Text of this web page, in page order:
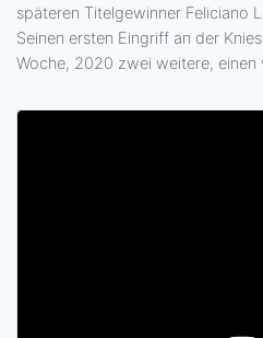
späteren Titelgewinner Feliciano
Seinen ersten Eingriff an der
Woche, 2020 zwei weitere, einen